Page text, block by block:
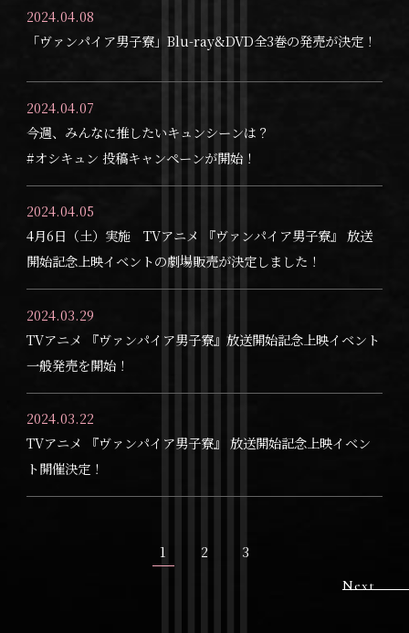
2024.04.08
「ヴァンパイア男子寮」Blu-ray&DVD全3巻の発売が決定！
2024.04.07
今週、みんなに推したいキュンシーンは？
#オシキュン 投稿キャンペーンが開始！
2024.04.05
4月6日（土）実施 TVアニメ 『ヴァンパイア男子寮』 放送
開始記念上映イベントの劇場販売が決定しました！
2024.03.29
TVアニメ 『ヴァンパイア男子寮』放送開始記念上映イベント
一般発売を開始！
2024.03.22
TVアニメ 『ヴァンパイア男子寮』 放送開始記念上映イベン
ト開催決定！
1 2 3
Next